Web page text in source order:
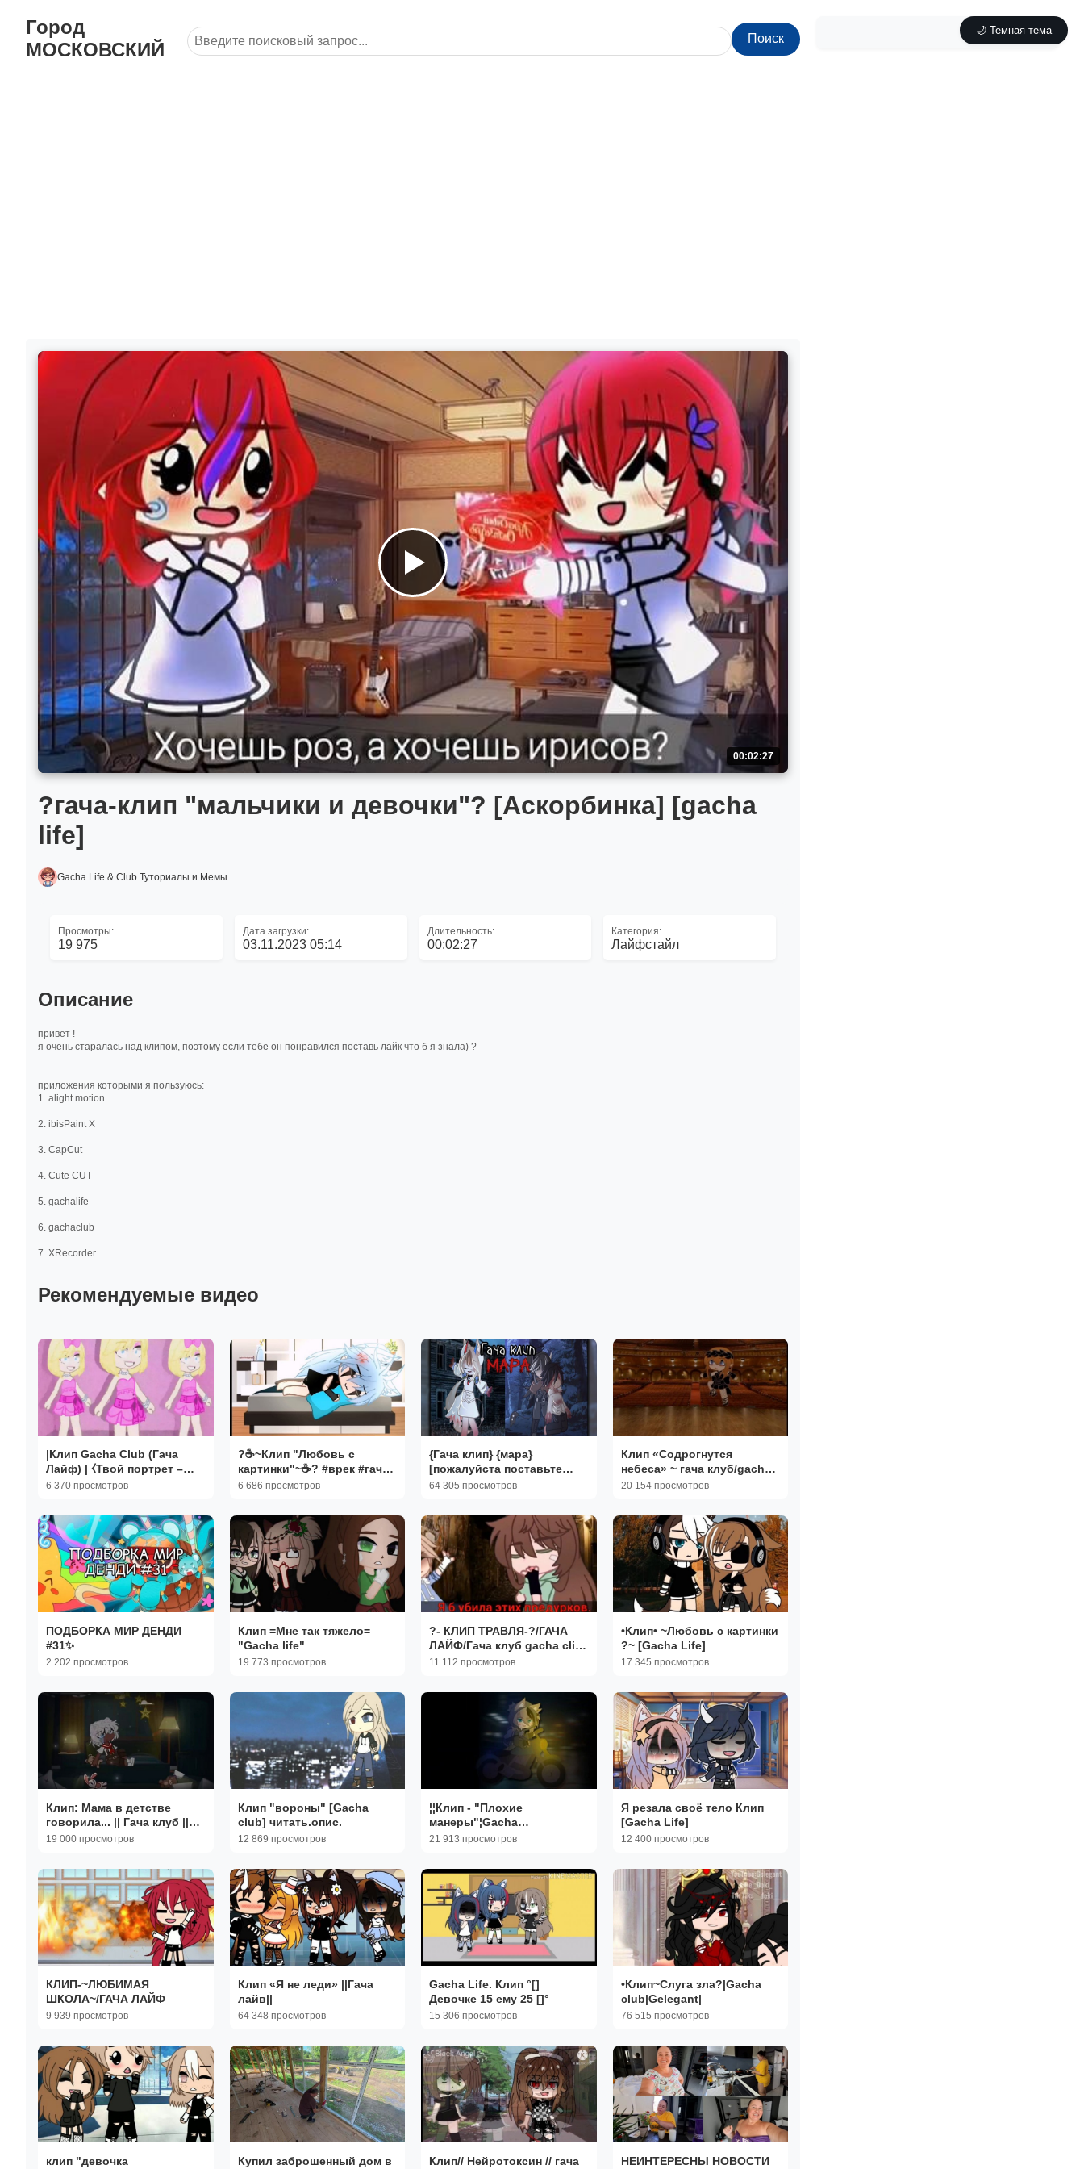
🌙 Темная тема
Город
МОСКОВСКИЙ
Поиск
00:02:27
?гача-клип "мальчики и девочки"? [Аскорбинка] [gacha
life]
Gacha Life & Club Туториалы и Мемы
Просмотры:
19 975
Дата загрузки:
03.11.2023 05:14
Длительность:
00:02:27
Категория:
Лайфстайл
Описание
привет !
я очень старалась над клипом, поэтому если тебе он понравился поставь лайк что б я знала) ?
приложения которыми я пользуюсь:
1. alight motion
2. ibisPaint X
3. CapCut
4. Cute CUT
5. gachalife
6. gachaclub
7. XRecorder
Рекомендуемые видео
|Клип Gacha Club (Гача
Лайф) | ⧼Твой портрет –
трафарет"⧽ •Brick R•
6 370 просмотров
?☕~Клип "Любовь с
картинки"~☕? #врек #гача
#гачалайф
6 686 просмотров
{Гача клип} {мара}
[пожалуйста поставьте
лайк и напишите
64 305 просмотров
Клип «Содрогнутся
небеса» ~ гача клуб/gacha
club °^°
20 154 просмотров
ПОДБОРКА МИР ДЕНДИ
#31✨
2 202 просмотров
Клип =Мне так тяжело=
"Gacha life"
19 773 просмотров
?- КЛИП ТРАВЛЯ-?/ГАЧА
ЛАЙФ/Гача клуб gacha clid
gacha life
11 112 просмотров
•Клип• ~Любовь с картинки
?~ [Gacha Life]
17 345 просмотров
Клип: Мама в детстве
говорила... || Гача клуб ||
Оригинал?
19 000 просмотров
Клип "вороны" [Gacha
club] читать.опис.
12 869 просмотров
¦¦Клип - "Плохие
манеры"¦Gacha
Club¦GCMV¦Сметана band¦¦
21 913 просмотров
Я резала своё тело Клип
[Gacha Life]
12 400 просмотров
КЛИП-~ЛЮБИМАЯ
ШКОЛА~/ГАЧА ЛАЙФ
9 939 просмотров
Клип «Я не леди» ||Гача
лайв||
64 348 просмотров
Gacha Life. Клип °[]
Девочке 15 ему 25 []°
15 306 просмотров
•Клип~Слуга зла?|Gacha
club|Gelegant|
76 515 просмотров
клип "девочка
Купил заброшенный дом в
Клип// Нейротоксин // гача
НЕИНТЕРЕСНЫ НОВОСТИ